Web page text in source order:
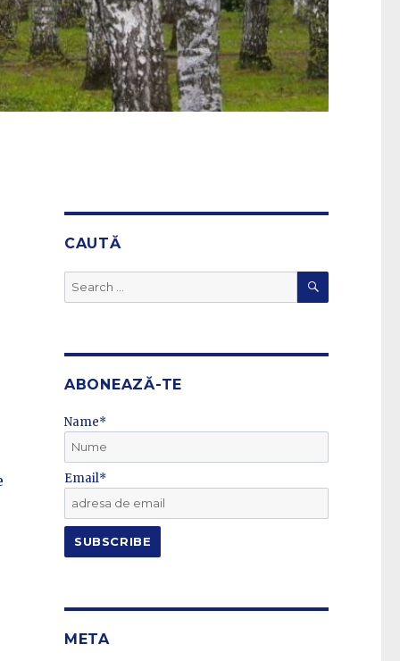
CAUTĂ
Search
for:
SEARCH
ABONEAZĂ-TE
Name*
Email*
META